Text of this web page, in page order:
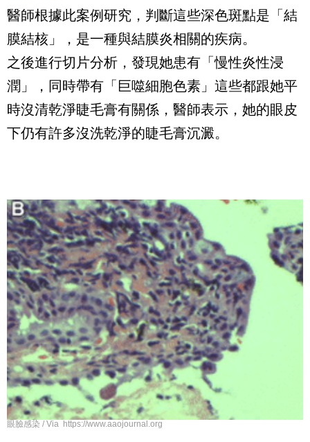
醫師根據此案例研究，判斷這些深色斑點是「結
膜結核」，是一種與結膜炎相關的疾病。
之後進行切片分析，發現她患有「慢性炎性浸
潤」，同時帶有「巨噬細胞色素」這些都跟她平
時沒清乾淨睫毛膏有關係，醫師表示，她的眼皮
下仍有許多沒洗乾淨的睫毛膏沉澱。
眼臉感染 / Via https://www.aaojournal.org